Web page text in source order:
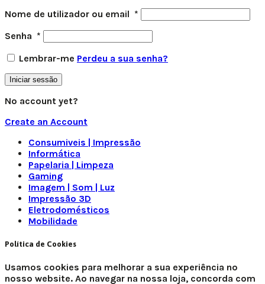
Nome de utilizador ou email *
Senha *
Lembrar-me Perdeu a sua senha?
Iniciar sessão
No account yet?
Create an Account
Consumiveis | Impressão
Informática
Papelaria | Limpeza
Gaming
Imagem | Som | Luz
Impressão 3D
Eletrodomésticos
Mobilidade
Política de Cookies
Usamos cookies para melhorar a sua experiência no
nosso website. Ao navegar na nossa loja, concorda com